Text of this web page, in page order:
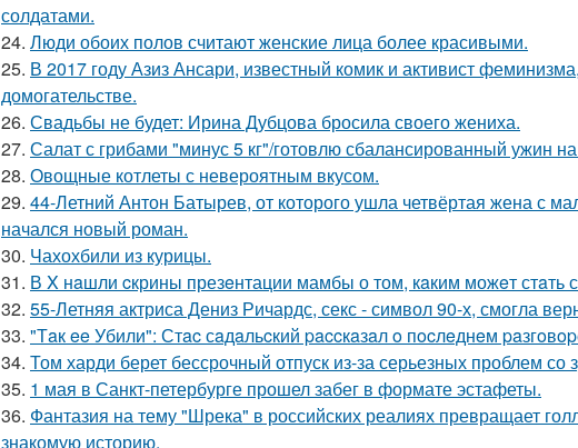
солдатами.
24. Люди обоих полов считают женские лица более красивыми.
25. В 2017 году Азиз Ансари, известный комик и активист
домогательстве.
26. Свадьбы не будет: Ирина Дубцова бросила своего жениха.
27. Салат с грибами "минус 5 кг"/готовлю сбалансированный ужин
28. Овощные котлеты с невероятным вкусом.
29. 44-Летний Антон Батырев, от которого ушла четвёртая жена с
начался новый роман.
30. Чахохбили из курицы.
31. В X нaшли cкрины презeнтации мамбы о том, кaким можeт стaть
32. 55-Летняя актриса Дениз Ричардс, секс - символ 90-х, смогла
33. "Тaк ee Убили": Стac сaдaльcкий paccкaзaл o пocлeднeм
34. Том харди берет бессрочный отпуск из-за серьезных проблем со
35. 1 мая в Санкт-петербурге прошел забег в формате эстафеты.
36. Фантазия на тему "Шрека" в российских реалиях превращает
знакомую историю.